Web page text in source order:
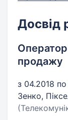
Досвід
продажу
з 04.2018
Зенко,